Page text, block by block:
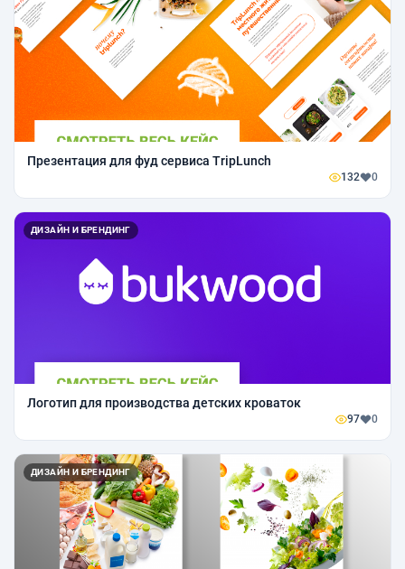
Презентация для фуд сервиса TripLunch
132 0
ДИЗАЙН И БРЕНДИНГ
Логотип для производства детских кроваток
97 0
ДИЗАЙН И БРЕНДИНГ